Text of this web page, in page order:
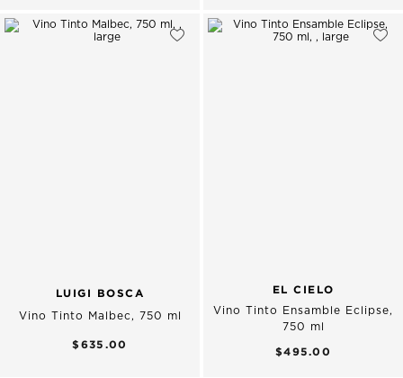
LUIGI BOSCA
Vino Tinto Malbec, 750 ml
$635.00
EL CIELO
Vino Tinto Ensamble Eclipse,
750 ml
$495.00